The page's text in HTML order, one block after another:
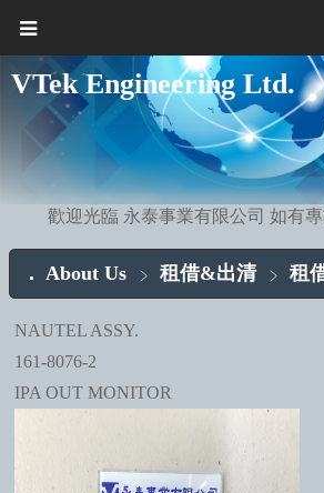
VTek Engineering Ltd.
歡迎光臨 永泰事業有限公司 如有
About Us 租借&出清 租
NAUTEL ASSY.
161-8076-2
IPA OUT MONITOR